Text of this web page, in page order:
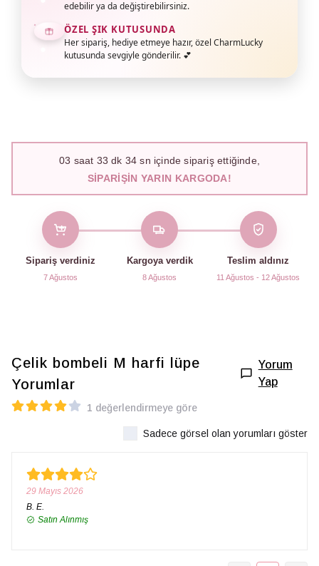
edebilir ya da değiştirebilirsiniz.
ÖZEL ŞIK KUTUSUNDA
Her sipariş, hediye etmeye hazır, özel CharmLucky
kutusunda sevgiyle gönderilir. 💕
03 saat 33 dk 33 sn içinde sipariş ettiğinde,
SIPARIŞIN YARIN KARGODA!
Sipariş verdiniz
7 Ağustos
Kargoya verdik
8 Ağustos
Teslim aldınız
11 Ağustos - 12 Ağustos
Çelik bombeli M harfi lüpe
Yorumlar
Yorum
Yap
1 değerlendirmeye göre
Sadece görsel olan yorumları göster
29 Mayıs 2026
B. E.
Satın Alınmış